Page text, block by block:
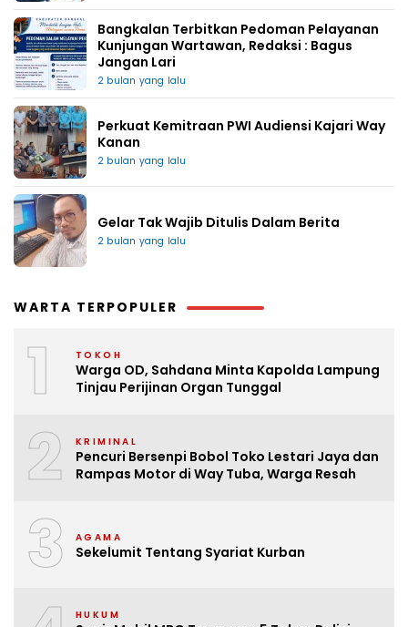
Bangkalan Terbitkan Pedoman Pelayanan
Kunjungan Wartawan, Redaksi : Bagus
Jangan Lari
2 bulan yang lalu
Perkuat Kemitraan PWI Audiensi Kajari Way
Kanan
2 bulan yang lalu
Gelar Tak Wajib Ditulis Dalam Berita
2 bulan yang lalu
WARTA TERPOPULER
1 TOKOH
Warga OD, Sahdana Minta Kapolda Lampung
Tinjau Perijinan Organ Tunggal
2 KRIMINAL
Pencuri Bersenpi Bobol Toko Lestari Jaya dan
Rampas Motor di Way Tuba, Warga Resah
3 AGAMA
Sekelumit Tentang Syariat Kurban
HUKUM